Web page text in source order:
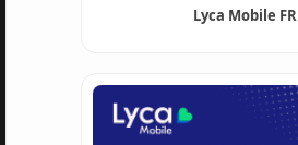
Lyca Mobile FR